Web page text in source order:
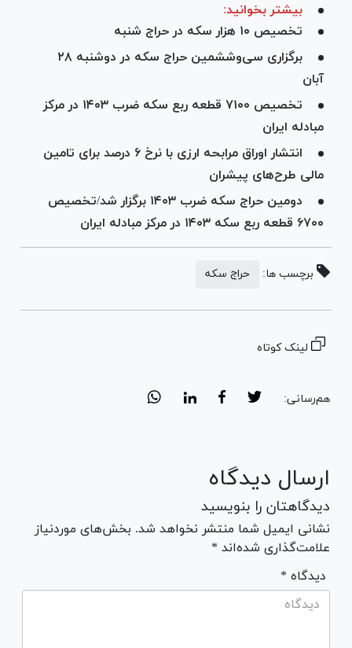
بیشتر بخوانید:
تخصیص ۱۰ هزار سکه در حراج شنبه
برگزاری سی‌و‌ششمین حراج سکه در دوشنبه ۲۸
آبان
تخصیص ۷۱۰۰ قطعه ربع سکه ضرب ۱۴۰۳ در مرکز
مبادله ایران
انتشار اوراق مرابحه ارزی با نرخ ۶ درصد برای تامین
مالی طرح‌های پیشران
دومین حراج سکه ضرب ۱۴۰۳ برگزار شد/تخصیص
۶۷۰۰ قطعه ربع سکه ۱۴۰۳ در مرکز مبادله ایران
برچسب ها: حراج سکه
لینک کوتاه
هم‌رسانی:
ارسال دیدگاه
دیدگاهتان را بنویسید
نشانی ایمیل شما منتشر نخواهد شد. بخش‌های موردنیاز
علامت‌گذاری شده‌اند *
* دیدگاه